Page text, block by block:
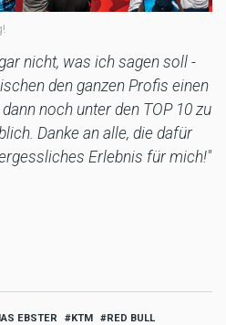
nicht, was ich sagen soll -
den ganzen Profis einen
noch unter den TOP 10 zu
Danke an alle, die dafür
Erlebnis für mich!"
EBSTER KTM RED BULL